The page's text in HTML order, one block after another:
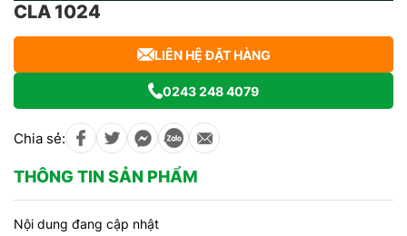
CLA 1024
LIÊN HỆ ĐẶT HÀNG
0243 248 4079
Chia sẻ:
THÔNG TIN SẢN PHẨM
Nội dung đang cập nhật